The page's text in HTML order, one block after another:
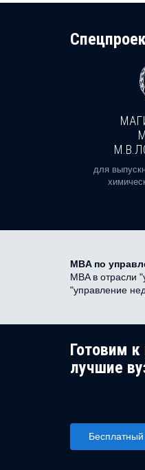
для
MBA по
MBA в отрасли
"управление
Готовим
лучшие